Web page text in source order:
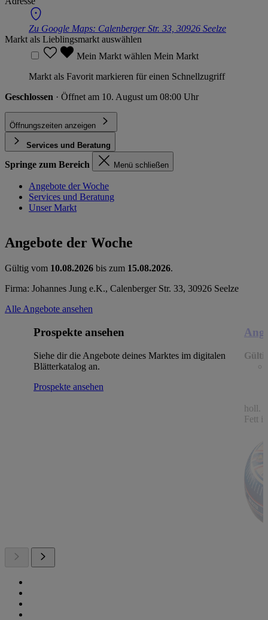
Zu Google Maps: Calenberger Str. 33, 30926 Seelze
Markt als Lieblingsmarkt auswählen
Mein Markt wählen Mein Markt
Markt als Favorit markieren für einen Schnellzugriff
Geschlossen · Öffnet am 10. August um 08:00 Uhr
Öffnungszeiten anzeigen
Services und Beratung
Springe zum Bereich Menü schließen
Angebote der Woche
Services und Beratung
Unser Markt
Angebote der Woche
Gültig vom 10.08.2026 bis zum 15.08.2026.
Firma: Johannes Jung e.K., Calenberger Str. 33, 30926 Seelze
Alle Angebote ansehen
Prospekte ansehen
Siehe dir die Angebote deines Marktes im digitalen
Blätterkatalog an.
Prospekte ansehen
holl.
Fett